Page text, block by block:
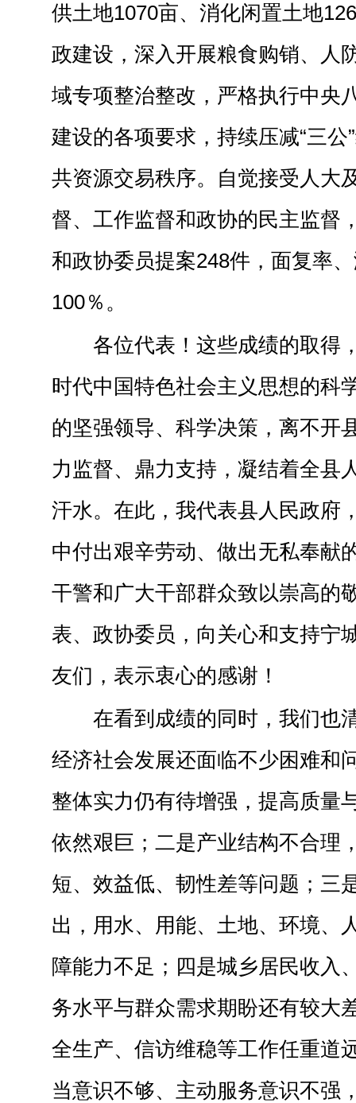
供土地1070亩、消化闲置土地
政建设，深入开展粮食购销、人
域专项整治整改，严格执行中央
建设的各项要求，持续压减“三
共资源交易秩序。自觉接受人大
督、工作监督和政协的民主监督
和政协委员提案248件，面复率
100％。
各位代表！这些成绩的取得
时代中国特色社会主义思想的科
的坚强领导、科学决策，离不开
力监督、鼎力支持，凝结着全县
汗水。在此，我代表县人民政府
中付出艰辛劳动、做出无私奉献
干警和广大干部群众致以崇高的
表、政协委员，向关心和支持宁
友们，表示衷心的感谢！
在看到成绩的同时，我们也
经济社会发展还面临不少困难和
整体实力仍有待增强，提高质量
依然艰巨；二是产业结构不合理
短、效益低、韧性差等问题；三
出，用水、用能、土地、环境、
障能力不足；四是城乡居民收入
务水平与群众需求期盼还有较大
全生产、信访维稳等工作任重道
当意识不够、主动服务意识不强